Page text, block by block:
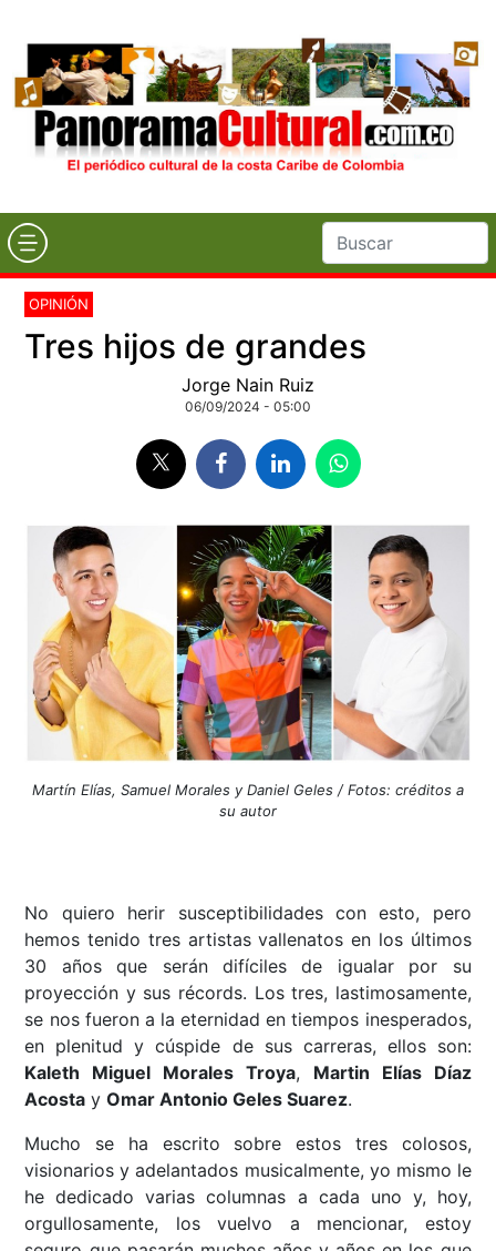
OPINIÓN
Tres hijos de grandes
Jorge Nain Ruiz
06/09/2024 - 05:00
Martín Elías, Samuel Morales y Daniel Geles / Fotos: créditos a
su autor
No quiero herir susceptibilidades con esto, pero
hemos tenido tres artistas vallenatos en los últimos
30 años que serán difíciles de igualar por su
proyección y sus récords. Los tres, lastimosamente,
se nos fueron a la eternidad en tiempos inesperados,
en plenitud y cúspide de sus carreras, ellos son:
Kaleth Miguel Morales Troya, Martin Elías Díaz
Acosta yOmar Antonio Geles Suarez.
Mucho se ha escrito sobre estos tres colosos,
visionarios y adelantados musicalmente, yo mismo le
he dedicado varias columnas a cada uno y, hoy,
orgullosamente, los vuelvo a mencionar, estoy